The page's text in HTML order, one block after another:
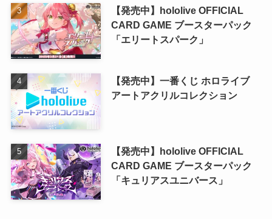
【発売中】hololive OFFICIAL
CARD GAME ブースターパック
「エリートスパーク」
【発売中】一番くじ ホロライブ
アートアクリルコレクション
【発売中】hololive OFFICIAL
CARD GAME ブースターパック
「キュリアスユニバース」